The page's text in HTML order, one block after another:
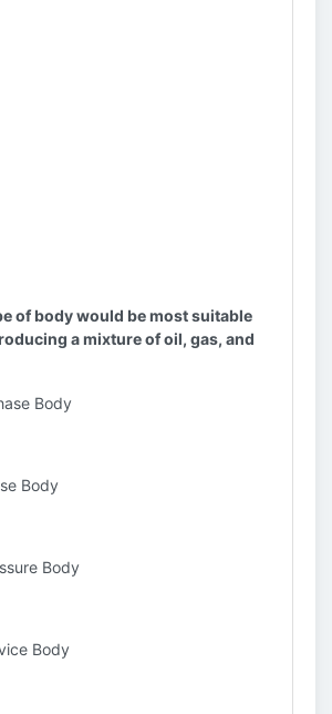
of body would be most suitable
a mixture of oil, gas, and
Body
Body
Body
Body